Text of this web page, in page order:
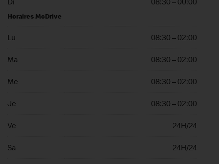
Horaires McDrive
Lu 08:30 – 02:00
Ma 08:30 – 02:00
Me 08:30 – 02:00
Je 08:30 – 02:00
Ve 24H/24
Sa 24H/24